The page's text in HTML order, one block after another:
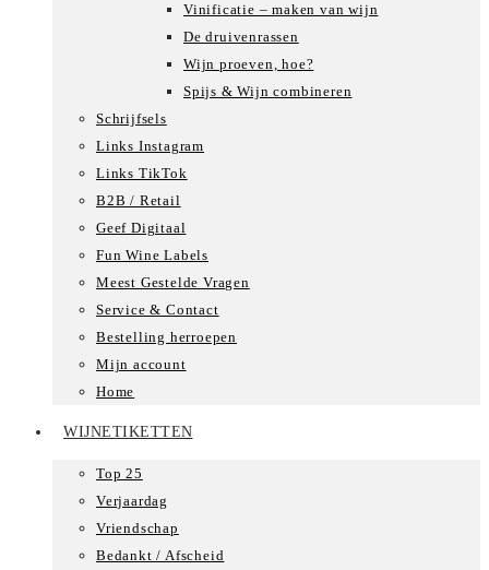
Vinificatie – maken van wijn
De druivenrassen
Wijn proeven, hoe?
Spijs & Wijn combineren
Schrijfsels
Links Instagram
Links TikTok
B2B / Retail
Geef Digitaal
Fun Wine Labels
Meest Gestelde Vragen
Service & Contact
Bestelling herroepen
Mijn account
Home
WIJNETIKETTEN
Top 25
Verjaardag
Vriendschap
Bedankt / Afscheid